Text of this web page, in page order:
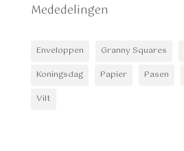
Mededelingen
Enveloppen Granny Squares
Koningsdag
Papier Pasen
Vilt